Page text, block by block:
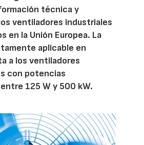
técnica y
ventiladores industriales
en la Unión Europea. La
aplicable en
a los ventiladores
con potencias
125 W y 500 kW.